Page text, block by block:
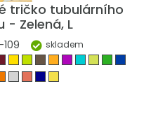
tričko tubulárního
- Zelená, L
skladem